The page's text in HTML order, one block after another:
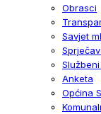
Obrasci
Savjet
Anketa
Općina